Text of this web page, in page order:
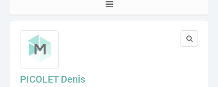
PICOLET Denis